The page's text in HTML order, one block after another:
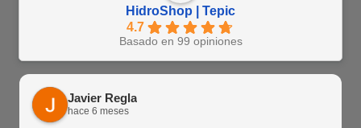
HidroShop | Tepic
4.7
Basado en 99 opiniones
Javier Regla
hace 6 meses